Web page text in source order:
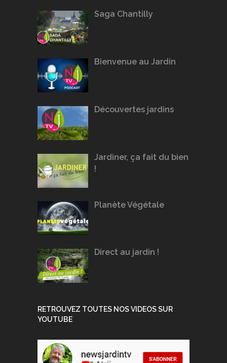
Saga Chantilly
Bienvenue au Jardin
Découvertes jardins
Jardiner, ça fait du bien
!
Planète Végétale
Direct au jardin !
RETROUVEZ TOUTES NOS VIDEOS SUR
YOUTUBE